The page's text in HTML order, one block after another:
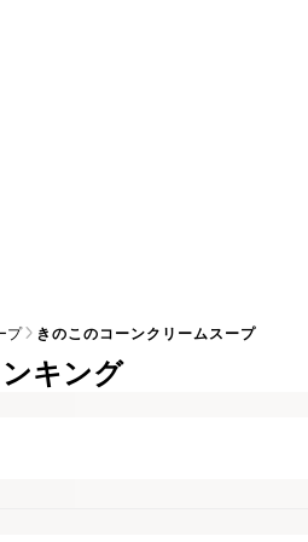
プ きのこのコーンクリームスープ
キング